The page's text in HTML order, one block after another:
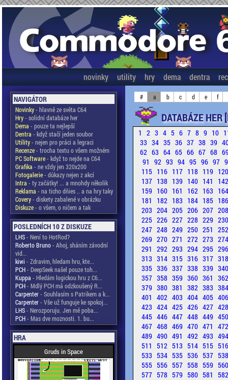
novinky utility hry dema dentra
NAVIGÁTOR
Novinky- hlavně ze světa C64
Hry- solidní databáze her
Dema - pouze ta nejlepší
Dentra - když stačí jeden soubor
Utility- nejen pro práci a legraci
Recenze- trocha textu o všem možném
PC Software- když to nejde na C64
Grafika - ne vždy jen 320x200
Fotogalerie- důkazy nejen z akcí
Intra - ty začátky! ... a mnohdy několik
Reklama - na ticho dňies .. a na hry taky
Covery- diskety zabalené v obrázku
Diskuze- o všem, o ničem a tak
POSLEDNÍCH 10 Z DISKUZE
LHS- Není to HotRod?
Roberto Bruno- Ahoj, sháním závodní
vid...
kiwi - Zdravim, hledam hru, kte...
PCH- DeepSeek našel pouze toh...
Kuppa - Hledám logickou hru z C6...
PCH- Mdlý PCH má odzkoušený R...
Carpenter- Souhlasím s Patrikem a k...
Carpenter- Vše už funguje ke spokoj...
LHS- Nerozporuju. Jen mě poba...
PCH- Mas dve moznosti. 1. bu...
HRA
Gruds in Space
# a b c d e f
DATABÁZE
1 2 3 4 5 6 7 8 9 10
33 34 35 36 37 38 39
62 63 64 65 66 67 68
91 92 93 94 95 96 97
115 116 117 118 119
137 138 139 140 141
159 160 161 162 163
181
182 183 184 185
203 204 205 206 207
225 226 227 228 229
247 248 249 250 251
269 270 271 272 273
291 292 293 294 295
313 314 315 316 317
335 336 337 338 339
357 358 359 360 361
379 380 381 382 383
401 402 403 404 405
423 424 425 426 427
445 446 447 448 449
467 468 469 470 471
489 490 491 492 493
511 512 513 514 515
533 534 535 536 537
555 556 557 558 559
577 578 579 580 581